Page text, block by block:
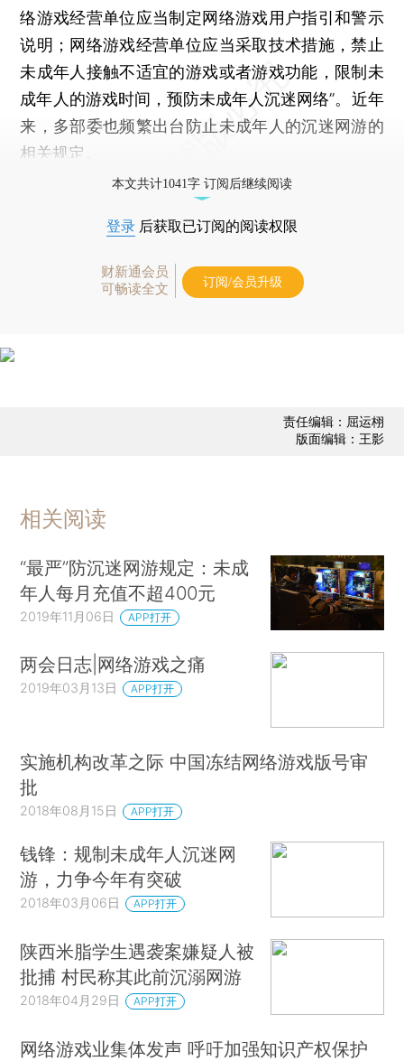
络游戏经营单位应当制定网络游戏用户指引和警示
说明；网络游戏经营单位应当采取技术措施，禁止
未成年人接触不适宜的游戏或者游戏功能，限制未
成年人的游戏时间，预防未成年人沉迷网络”。近年
来，多部委也频繁出台防止未成年人的沉迷网游的
相关规定。
本文共计1041字 订阅后继续阅读
登录 后获取已订阅的阅读权限
财新通会员
可畅读全文
订阅/会员升级
责任编辑：屈运栩
版面编辑：王影
相关阅读
“最严”防沉迷网游规定：未成
年人每月充值不超400元
2019年11月06日 APP打开
两会日志|网络游戏之痛
2019年03月13日 APP打开
实施机构改革之际 中国冻结网络游戏版号审
批
2018年08月15日 APP打开
钱锋：规制未成年人沉迷网
游，力争今年有突破
2018年03月06日 APP打开
陕西米脂学生遇袭案嫌疑人被
批捕 村民称其此前沉溺网游
2018年04月29日 APP打开
网络游戏业集体发声 呼吁加强知识产权保护